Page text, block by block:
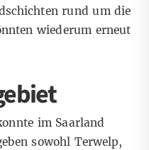
rund um die
wiederum erneut
im Saarland
sowohl Terwelp,